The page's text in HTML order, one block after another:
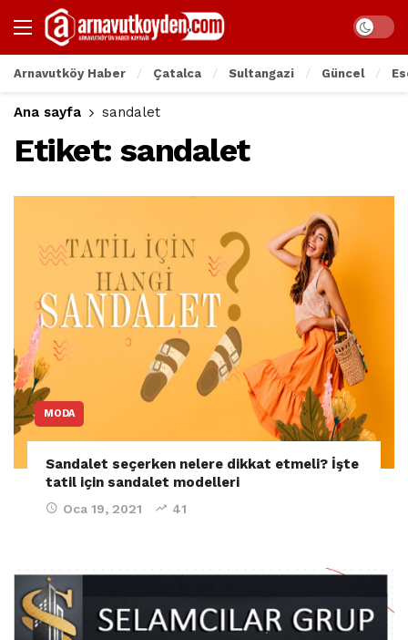
Arnavutköy Haber Çatalca Sultangazi Güncel
Ana sayfa sandalet
Etiket: sandalet
MODA
Sandalet seçerken nelere dikkat etmeli? İşte
tatil için sandalet modelleri
Oca 19, 2021 41